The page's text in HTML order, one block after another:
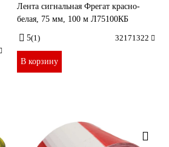
Лента сигнальная Фрегат красно-
белая, 75 мм, 100 м Л75100КБ
5(1) 32171322
В корзину